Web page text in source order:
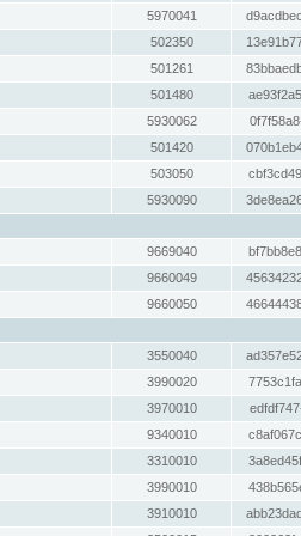
5970041
502350
501261
501480
5930062
501420
503050
5930090
9669040
9660049
9660050
3550040
3990020
3970010
9340010
3310010
3990010
3910010